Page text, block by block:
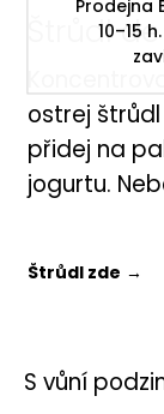
Prodejna
10–15
Štrůdl
ostrej
přidej na
jogurtu.
Štrůdl zde →
S vůní